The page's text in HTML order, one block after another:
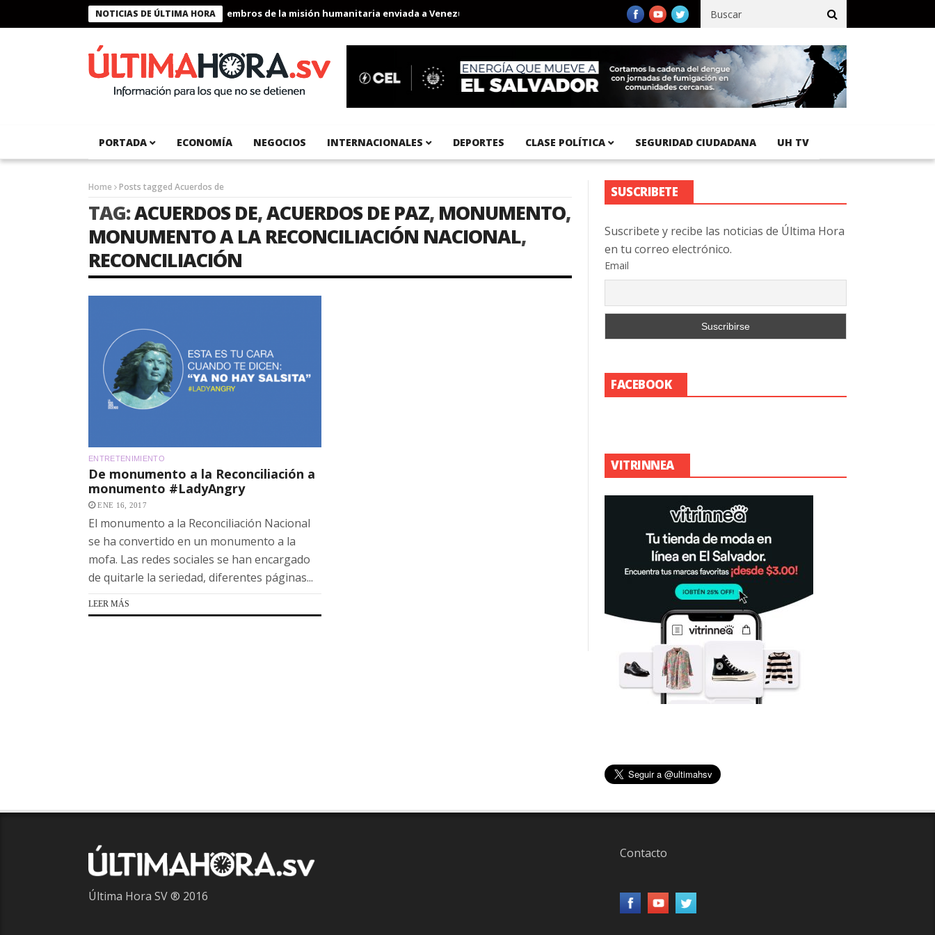
NOTICIAS DE ÚLTIMA HORA
Presidente Bukele condecora a miembros de la misión humanitaria enviada a Venezuela Aeropuerto Internacional del Pacífico registra 92 % de avance en obras de terracería
PORTADA ECONOMÍA NEGOCIOS INTERNACIONALES DEPORTES CLASE POLÍTICA SEGURIDAD CIUDADANA UH TV
Home Posts tagged Acuerdos de
TAG:ACUERDOS DE,ACUERDOS DE PAZ, MONUMENTO,
MONUMENTO A LA RECONCILIACIÓN NACIONAL,
RECONCILIACIÓN
ENTRETENIMIENTO
De monumento a la Reconciliación a
monumento #LadyAngry
ENE 16, 2017
El monumento a la Reconciliación Nacional
se ha convertido en un monumento a la
mofa. Las redes sociales se han encargado
de quitarle la seriedad, diferentes páginas...
LEER MÁS
SUSCRIBETE
Suscribete y recibe las noticias de Última Hora
en tu correo electrónico.
Email
FACEBOOK
VITRINNEA
Última Hora SV ® 2016
Contacto